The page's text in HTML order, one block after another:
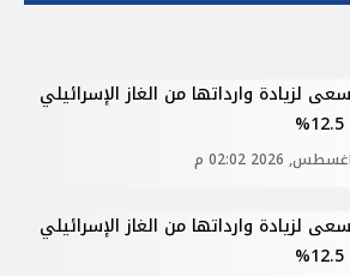
لزيادة وارداتها من الغاز الإسرائيلي
لزيادة وارداتها من الغاز الإسرائيلي